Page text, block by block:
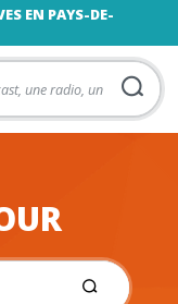
EN PAYS-DE-